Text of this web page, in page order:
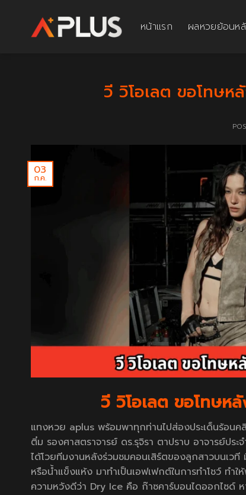
content
หน้าแรก ผลหวยย้อนห
วี วิโอเลต ขอโทษ
03
ก.ค.
วี วิโอเลต ขอโทษห
แทงหวย aplus พร้อมพาทุกท่านไปส่องประเด็นร้อน
ติ๋ม รองศาสตราจารย์ ดร.รุจิรา ตาปราบ อาจารย์ปร
ได้โวยทีมงานหลังร่วมชมคอนเสิร์ตของลูกสาวบนเว
หรือน้ำแข็งแห้ง มาทำเป็นเอฟเฟกต์ในการทำโชว์ ท
ความหวังดีว่า Dry Ice คือ ก๊าซคาร์บอนไดออกไซด์